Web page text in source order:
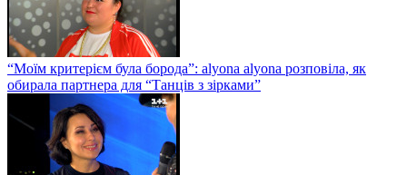
“Моїм критерієм була борода”: alyona alyona розповіла, як
обирала партнера для “Танців з зірками”